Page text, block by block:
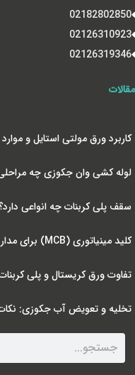
02182802850
02126310923
02126319346
مقالات
کاربرد ورق مولتی استایل و
لوله کشی وان جکوزی چه
سقف پلی کربنات چه انواعی
کلید مینیاتوری (MCB) برای مدار جکوزی چه کاربردی دارد؟
تفاوت ورق کریستال و پلی
تخلیه و تعویض آب جکوزی: نکات